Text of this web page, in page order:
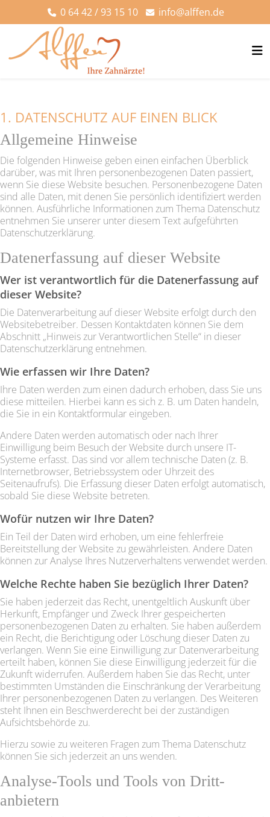
0 64 42 / 93 15 10 info@alffen.de
1. DATENSCHUTZ AUF EINEN BLICK
Allgemeine Hinweise
Die folgenden Hinweise geben einen einfachen Überblick
darüber, was mit Ihren personenbezogenen Daten passiert,
wenn Sie diese Website besuchen. Personenbezogene Daten
sind alle Daten, mit denen Sie persönlich identifiziert werden
können. Ausführliche Informationen zum Thema Datenschutz
entnehmen Sie unserer unter diesem Text aufgeführten
Datenschutzerklärung.
Datenerfassung auf dieser Website
Wer ist verantwortlich für die Datenerfassung auf
dieser Website?
Die Datenverarbeitung auf dieser Website erfolgt durch den
Websitebetreiber. Dessen Kontaktdaten können Sie dem
Abschnitt „Hinweis zur Verantwortlichen Stelle“ in dieser
Datenschutzerklärung entnehmen.
Wie erfassen wir Ihre Daten?
Ihre Daten werden zum einen dadurch erhoben, dass Sie uns
diese mitteilen. Hierbei kann es sich z. B. um Daten handeln,
die Sie in ein Kontaktformular eingeben.
Andere Daten werden automatisch oder nach Ihrer
Einwilligung beim Besuch der Website durch unsere IT-
Systeme erfasst. Das sind vor allem technische Daten (z. B.
Internetbrowser, Betriebssystem oder Uhrzeit des
Seitenaufrufs). Die Erfassung dieser Daten erfolgt automatisch,
sobald Sie diese Website betreten.
Wofür nutzen wir Ihre Daten?
Ein Teil der Daten wird erhoben, um eine fehlerfreie
Bereitstellung der Website zu gewährleisten. Andere Daten
können zur Analyse Ihres Nutzerverhaltens verwendet werden.
Welche Rechte haben Sie bezüglich Ihrer Daten?
Sie haben jederzeit das Recht, unentgeltlich Auskunft über
Herkunft, Empfänger und Zweck Ihrer gespeicherten
personenbezogenen Daten zu erhalten. Sie haben außerdem
ein Recht, die Berichtigung oder Löschung dieser Daten zu
verlangen. Wenn Sie eine Einwilligung zur Datenverarbeitung
erteilt haben, können Sie diese Einwilligung jederzeit für die
Zukunft widerrufen. Außerdem haben Sie das Recht, unter
bestimmten Umständen die Einschränkung der Verarbeitung
Ihrer personenbezogenen Daten zu verlangen. Des Weiteren
steht Ihnen ein Beschwerderecht bei der zuständigen
Aufsichtsbehörde zu.
Hierzu sowie zu weiteren Fragen zum Thema Datenschutz
können Sie sich jederzeit an uns wenden.
Analyse-Tools und Tools von Dritt­
anbietern